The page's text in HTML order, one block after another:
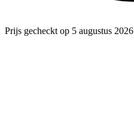
Prijs gecheckt op 5 augustus 2026